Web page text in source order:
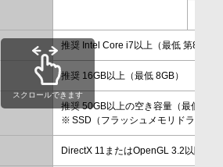
込
推奨 Intel Core i7以上（最低 第8世代
推奨 16GB以上（最低 8GB）
推奨 50GB以上の空き容量（最低
SSD（フラッシュメモリドライブ
DirectX 11またはOpenGL 3.2以降
スクロールできます